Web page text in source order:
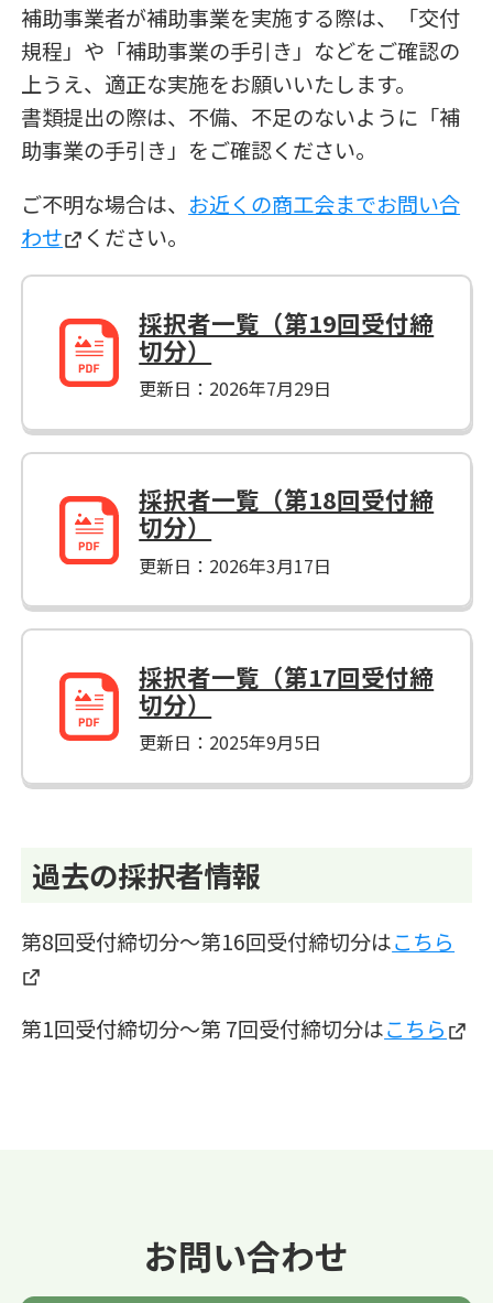
補助事業者が補助事業を実施する際は、「交付
規程」や「補助事業の手引き」などをご確認の
上うえ、適正な実施をお願いいたします。
書類提出の際は、不備、不足のないように「補
助事業の手引き」をご確認ください。
ご不明な場合は、 お近くの商工会までお問い合
わせ
ください。
採択者一覧（第19回受付締
切分）
更新日：2026年7月29日
採択者一覧（第18回受付締
切分）
更新日：2026年3月17日
採択者一覧（第17回受付締
切分）
更新日：2025年9月5日
過去の採択者情報
第8回受付締切分～第16回受付締切分はこちら
第1回受付締切分～第 7回受付締切分はこちら
お問い合わせ